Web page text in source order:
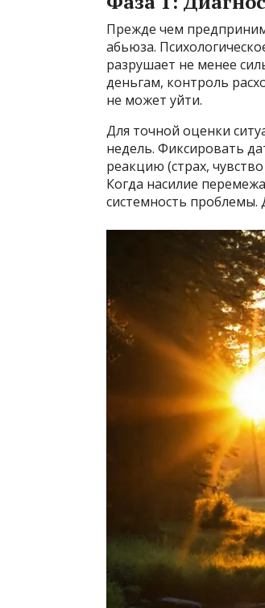
Прежде чем
абьюза.
разрушает не менее
деньгам, контроль
не может уйти.
Для точной оценки
недель. Фиксировать
реакцию (страх,
Когда насилие
системность